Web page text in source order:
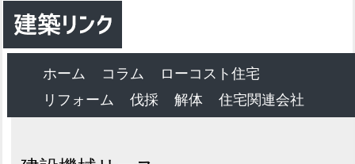
ホーム コラム
ローコスト住宅
リフォーム
伐採 解体 住宅関連会社